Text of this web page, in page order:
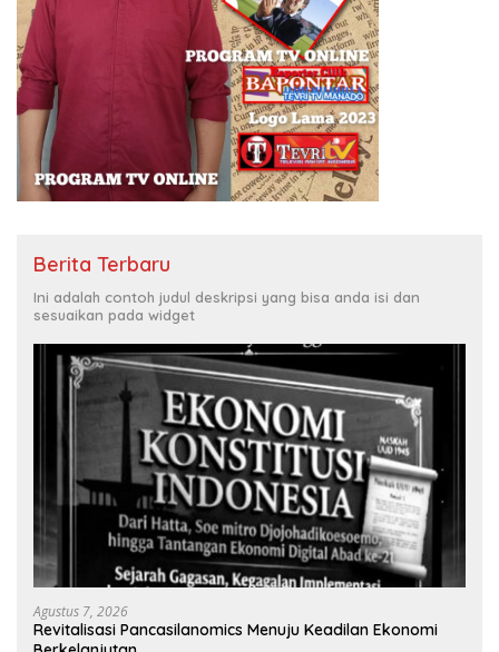
Berita Terbaru
Ini adalah contoh judul deskripsi yang bisa anda isi dan
sesuaikan pada widget
Agustus 7, 2026
Revitalisasi Pancasilanomics Menuju Keadilan Ekonomi